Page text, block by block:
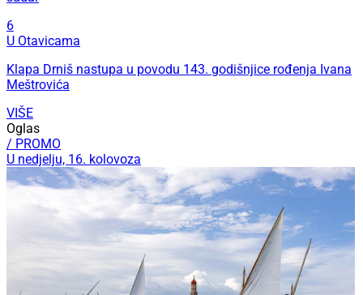
6
U Otavicama
Klapa Drniš nastupa u povodu 143. godišnjice rođenja Ivana
Meštrovića
VIŠE
Oglas
/ PROMO
U nedjelju, 16. kolovoza